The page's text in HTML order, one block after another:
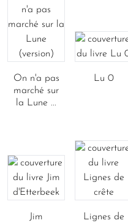
On n'a pas
marché sur
la Lune ...
Lu 0
Jim
Lignes de